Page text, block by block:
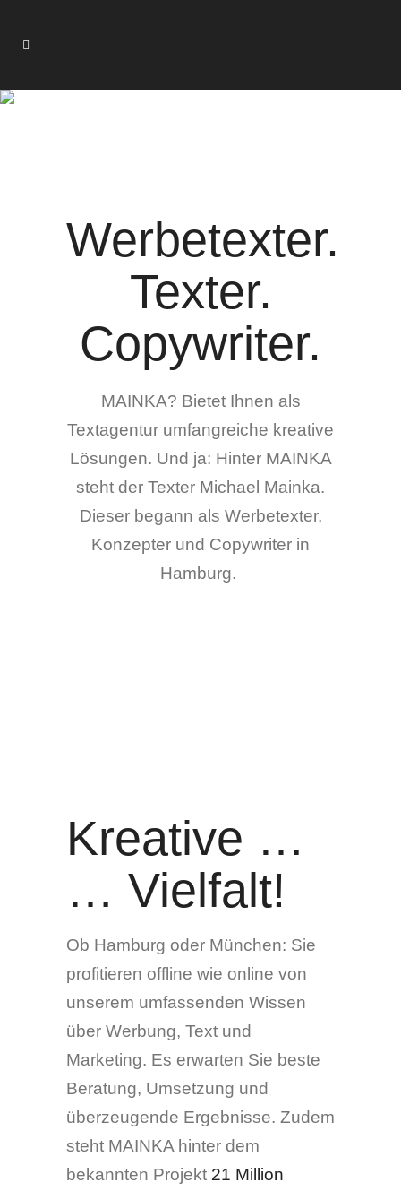
Werbetexter.
Texter.
Copywriter.
MAINKA? Bietet Ihnen als
Textagentur umfangreiche kreative
Lösungen. Und ja: Hinter MAINKA
steht der Texter Michael Mainka.
Dieser begann als Werbetexter,
Konzepter und Copywriter in
Hamburg.
Kreative …
… Vielfalt!
Ob Hamburg oder München: Sie
profitieren offline wie online von
unserem umfassenden Wissen
über Werbung, Text und
Marketing. Es erwarten Sie beste
Beratung, Umsetzung und
überzeugende Ergebnisse. Zudem
steht MAINKA hinter dem
bekannten Projekt 21 Million